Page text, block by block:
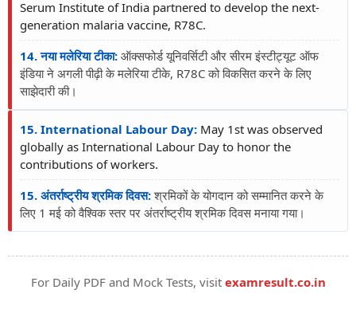
Serum Institute of India partnered to develop the next-
generation malaria vaccine, R78C.
14. नया मलेरिया टीका: ऑक्सफोर्ड यूनिवर्सिटी और सीरम इंस्टीट्यूट ऑफ
इंडिया ने अगली पीढ़ी के मलेरिया टीके, R78C को विकसित करने के लिए
साझेदारी की।
15. International Labour Day: May 1st was observed
globally as International Labour Day to honor the
contributions of workers.
15. अंतर्राष्ट्रीय श्रमिक दिवस:श्रमिकों के योगदान को सम्मानित करने के
लिए 1 मई को वैश्विक स्तर पर अंतर्राष्ट्रीय श्रमिक दिवस मनाया गया।
For Daily PDF and Mock Tests, visit examresult.co.in